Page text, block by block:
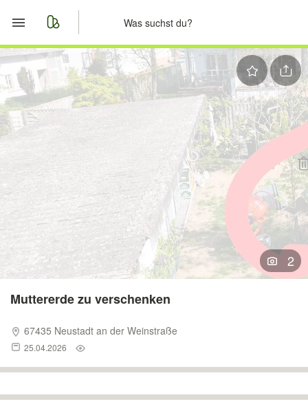
Start
Merkliste
Nachrichten
Anzeige aufgeben
2
Muttererde zu verschenken
67435 Neustadt an der Weinstraße
25.04.2026